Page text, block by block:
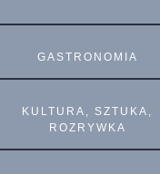
GASTRONOMIA
KULTURA, SZTUKA,
ROZRYWKA